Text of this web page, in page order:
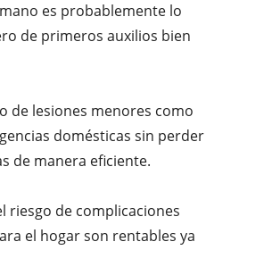
es probablemente lo
de primeros auxilios bien
de lesiones menores como
domésticas sin perder
de manera eficiente.
de complicaciones
el hogar son rentables ya